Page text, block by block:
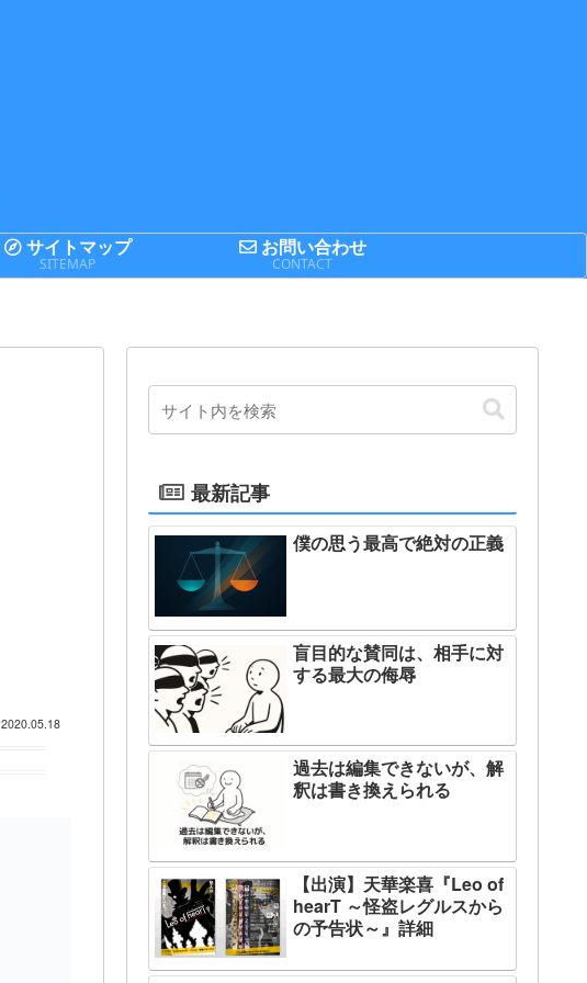
サイトマップ
SITEMAP
お問い合わせ
CONTACT
2020.05.18
最新記事
僕の思う最高で絶対の正義
盲目的な賛同は、相手に対
する最大の侮辱
過去は編集できないが、解
釈は書き換えられる
【出演】天華楽喜『Leo of
hearT ～怪盗レグルスから
の予告状～』詳細